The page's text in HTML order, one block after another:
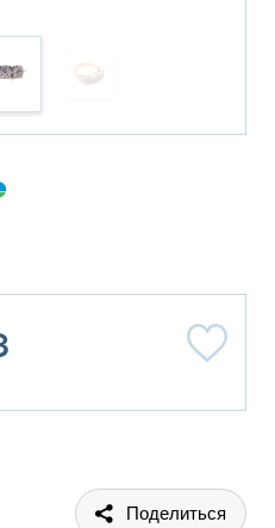
Поделиться